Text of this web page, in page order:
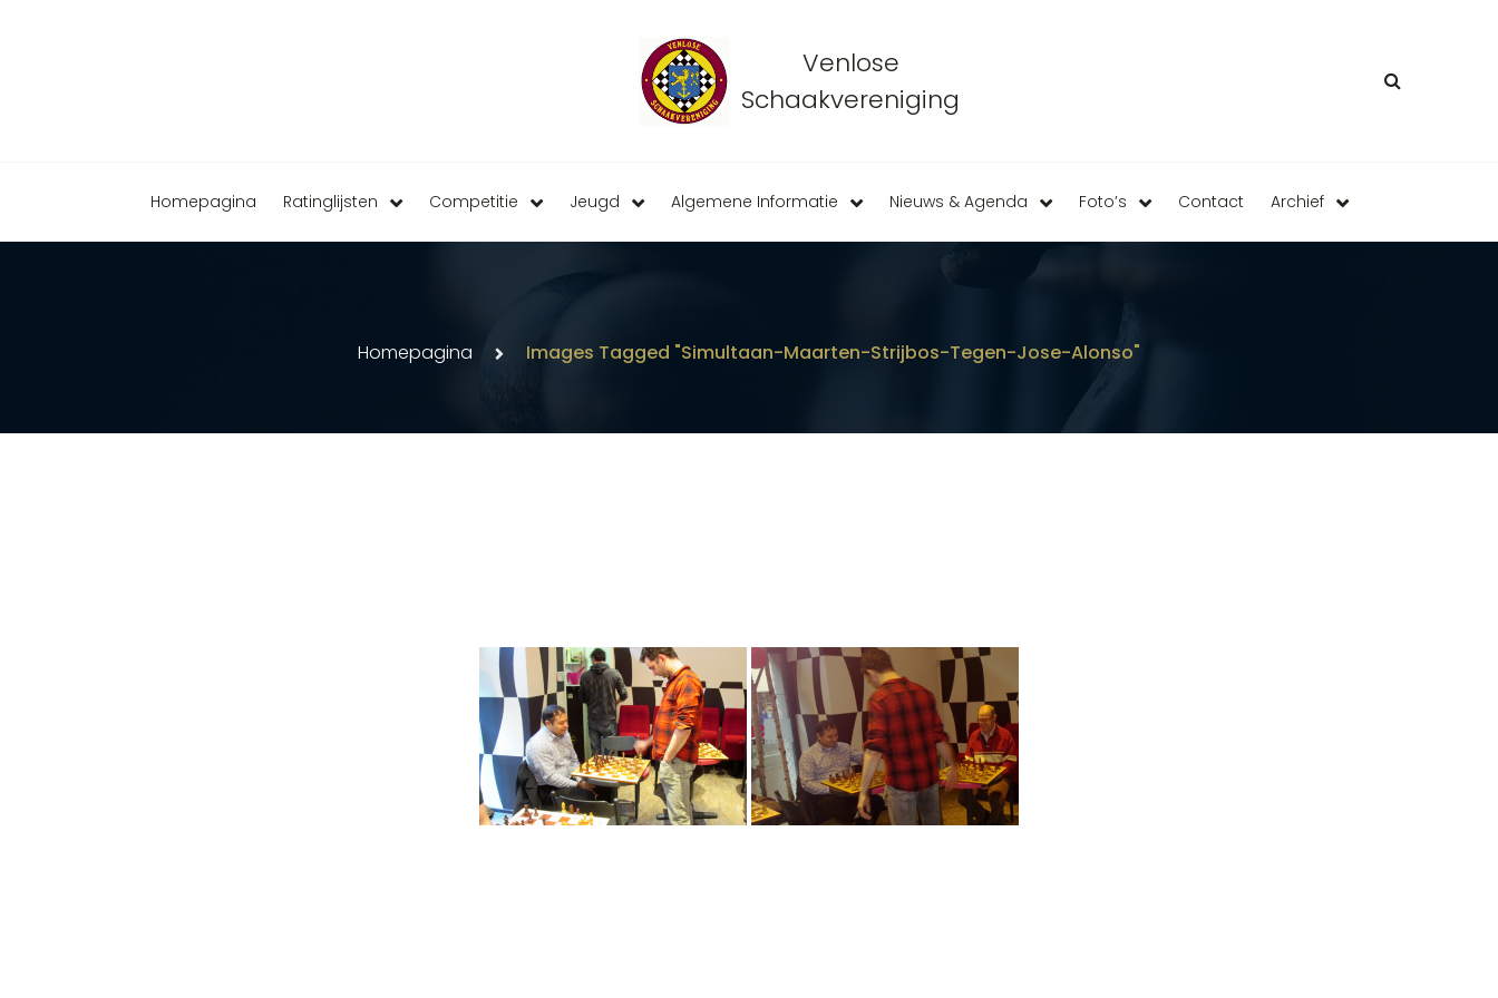
Venlose
Schaakvereniging
Homepagina Ratinglijsten Competitie Jeugd Algemene Informatie Nieuws & Agenda Foto’s Contact Archief
Homepagina Images Tagged "simultaan-Maarten-Strijbos-Tegen-Jose-Alonso"